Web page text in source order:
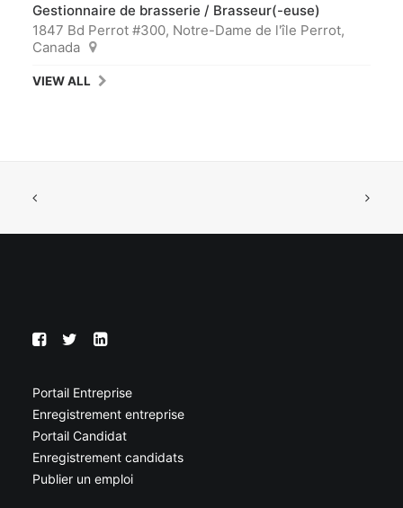
Gestionnaire de brasserie / Brasseur(-euse)
1847 Bd Perrot #300, Notre-Dame de l'île Perrot,
Canada
VIEW ALL
Portail Entreprise
Enregistrement entreprise
Portail Candidat
Enregistrement candidats
Publier un emploi